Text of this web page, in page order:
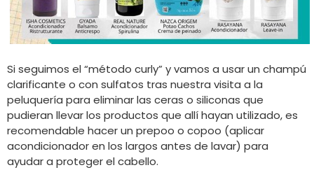
Si seguimos el “método curly” y vamos a usar un champú
clarificante o con sulfatos tras nuestra visita a la
peluquería para eliminar las ceras o siliconas que
pudieran llevar los productos que allí hayan utilizado, es
recomendable hacer un prepoo o copoo (aplicar
acondicionador en los largos antes de lavar) para
ayudar a proteger el cabello.